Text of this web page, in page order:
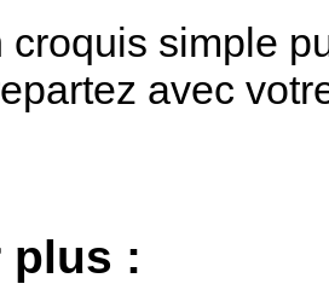
croquis simple
avec
plus :